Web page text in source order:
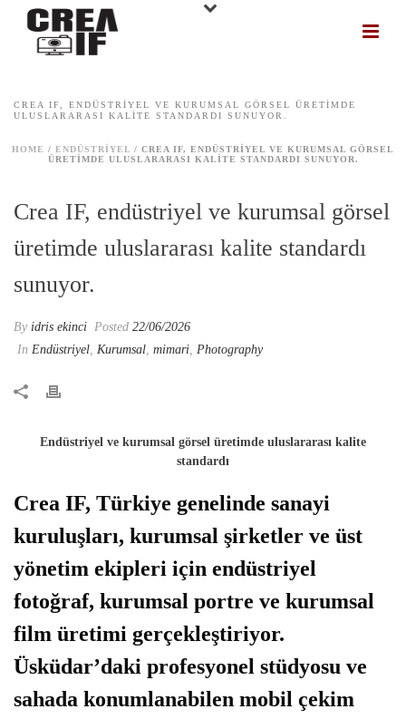
CREA IF, ENDÜSTRIYEL VE KURUMSAL GÖRSEL ÜRETIMDE
ULUSLARARASI KALITE STANDARDI SUNUYOR.
HOME / ENDÜSTRIYEL / CREA IF, ENDÜSTRIYEL VE KURUMSAL GÖRSEL
ÜRETIMDE ULUSLARARASI KALITE STANDARDI SUNUYOR.
Crea IF, endüstriyel ve kurumsal görsel
üretimde uluslararası kalite standardı
sunuyor.
By idris ekinci Posted 22/06/2026
In Endüstriyel, Kurumsal, mimari, Photography
Endüstriyel ve kurumsal görsel üretimde uluslararası kalite
standardı
Crea IF, Türkiye genelinde sanayi
kuruluşları, kurumsal şirketler ve üst
yönetim ekipleri için endüstriyel
fotoğraf, kurumsal portre ve kurumsal
film üretimi gerçekleştiriyor.
Üsküdar’daki profesyonel stüdyosu ve
sahada konumlanabilen mobil çekim